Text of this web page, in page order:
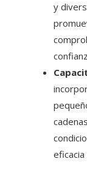
y
eficacia